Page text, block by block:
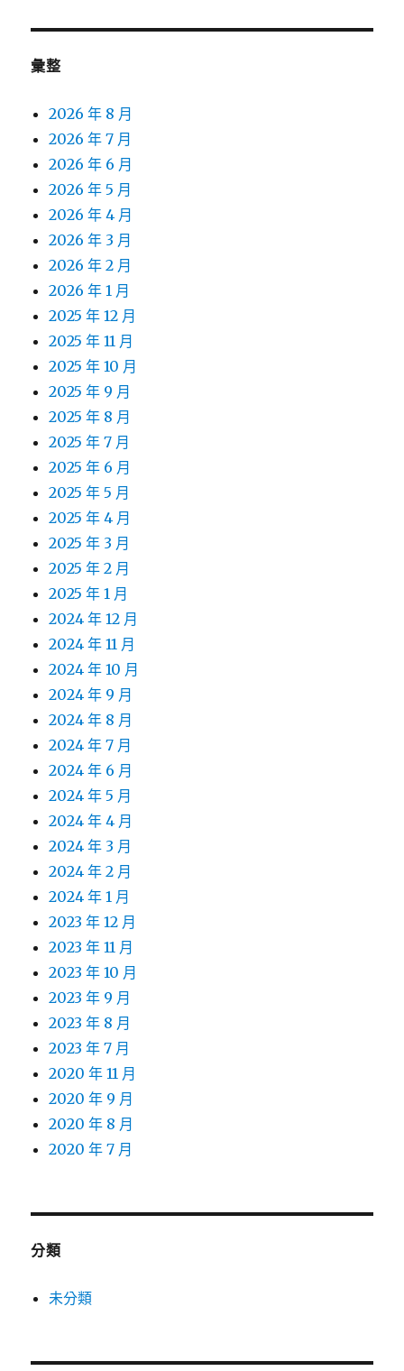
彙整
2026 年 8 月
2026 年 7 月
2026 年 6 月
2026 年 5 月
2026 年 4 月
2026 年 3 月
2026 年 2 月
2026 年 1 月
2025 年 12 月
2025 年 11 月
2025 年 10 月
2025 年 9 月
2025 年 8 月
2025 年 7 月
2025 年 6 月
2025 年 5 月
2025 年 4 月
2025 年 3 月
2025 年 2 月
2025 年 1 月
2024 年 12 月
2024 年 11 月
2024 年 10 月
2024 年 9 月
2024 年 8 月
2024 年 7 月
2024 年 6 月
2024 年 5 月
2024 年 4 月
2024 年 3 月
2024 年 2 月
2024 年 1 月
2023 年 12 月
2023 年 11 月
2023 年 10 月
2023 年 9 月
2023 年 8 月
2023 年 7 月
2020 年 11 月
2020 年 9 月
2020 年 8 月
2020 年 7 月
分類
未分類